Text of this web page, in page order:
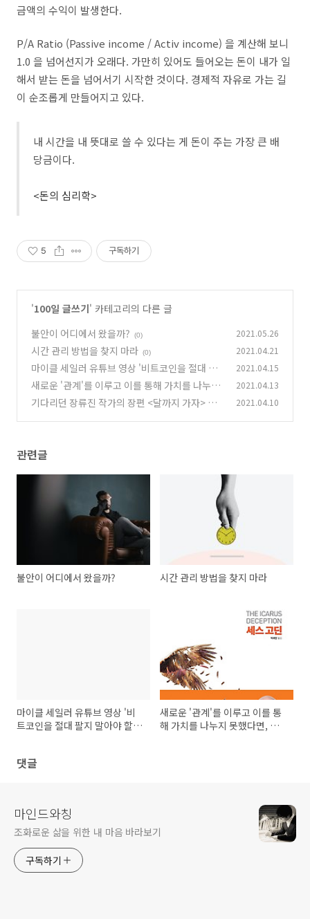
금액의 수익이 발생한다.
P/A Ratio (Passive income / Activ income) 을 계산해 보니
1.0 을 넘어선지가 오래다. 가만히 있어도 들어오는 돈이 내가 일
해서 받는 돈을 넘어서기 시작한 것이다. 경제적 자유로 가는 길
이 순조롭게 만들어지고 있다.
내 시간을 내 뜻대로 쓸 수 있다는 게 돈이 주는 가장 큰 배
당금이다.
<돈의 심리학>
5 구독하기
'100일 글쓰기' 카테고리의 다른 글
불안이 어디에서 왔을까?
(0) 2021.05.26
시간 관리 방법을 찾지 마라 (0) 2021.04.21
마이클 세일러 유튜브 영상 '비트코인을 절대 팔
지 말아야 할 또 다른 이유' 내용 정리
(0)
2021.04.15
새로운 '관계'를 이루고 이를 통해 가치를 나누지
못했다면, 아무 일도 하지 않은 것이다.
(0)
2021.04.13
기다리던 장류진 작가의 장편 <달까지 가자> 가
2021.04.10
관련글
불안이 어디에서 왔을까? 시간 관리 방법을 찾지 마라
마이클 세일러 유튜브 영상 '비
트코인을 절대 팔지 말아야 할
새로운 '관계'를 이루고 이를 통
해 가치를 나누지 못했다면, 아
댓글
마인드와칭
조화로운 삶을 위한 내 마음 바라보기
구독하기